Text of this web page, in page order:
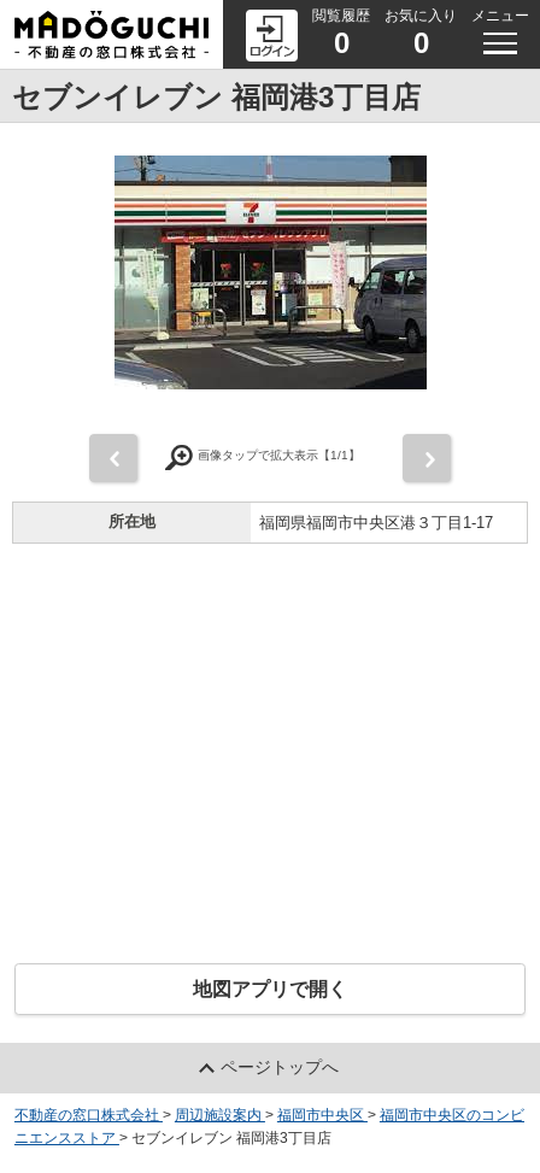
閲覧履歴
0
お気に入り
0
メニュー
セブンイレブン 福岡港3丁目店
画像タップで拡大表示【1/1】
所在地 福岡県福岡市中央区港３丁目1-17
地図アプリで開く
ページトップへ
不動産の窓口株式会社 > 周辺施設案内 > 福岡市中央区 > 福岡市中央区のコンビ
ニエンスストア > セブンイレブン 福岡港3丁目店